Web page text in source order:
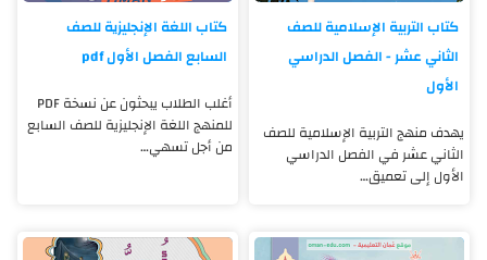
كتاب التربية الإسلامية للصف
الثاني عشر - الفصل الدراسي
الأول
يهدف منهج التربية الإسلامية للصف
الثاني عشر في الفصل الدراسي
الأول إلى تعميق…
كتاب اللغة الإنجليزية للصف
السابع الفصل الأول pdf
أغلب الطلاب يبحثون عن نسخة PDF
للمنهج اللغة الإنجليزية للصف السابع
من أجل تسهي…